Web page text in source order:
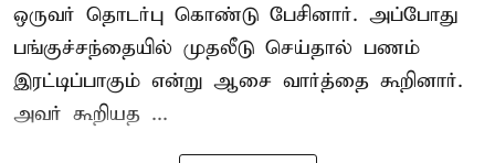
ஒருவர் தொடர்பு கொண்டு பேசினார். அப்போது
பங்குச்சந்தையில் முதலீடு செய்தால் பணம்
இரட்டிப்பாகும் என்று ஆசை வார்த்தை கூறினார்.
அவர் கூறியத ...